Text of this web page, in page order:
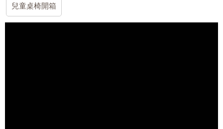
兒童桌椅開箱